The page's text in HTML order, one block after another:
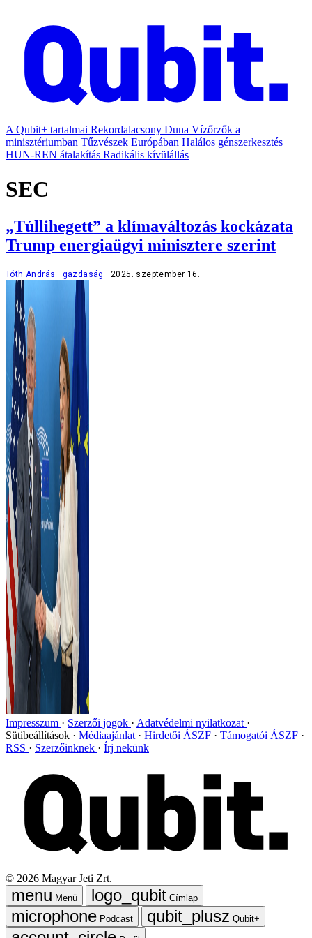
A Qubit+ tartalmai Rekordalacsony Duna Vízőrzők a
minisztériumban Tűzvészek Európában Halálos génszerkesztés
HUN-REN átalakítás Radikális kívülállás
SEC
„Túllihegett” a klímaváltozás kockázata
Trump energiaügyi minisztere szerint
Tóth András gazdaság 2025. szeptember 16.
Impresszum Szerzői jogok
Adatvédelmi nyilatkozat
Sütibeállítások
Médiaajánlat Hirdetői ÁSZF
Támogatói ÁSZF
RSS
Szerzőinknek Írj nekünk
© 2026 Magyar Jeti Zrt.
Menü
Címlap
Podcast
Qubit+